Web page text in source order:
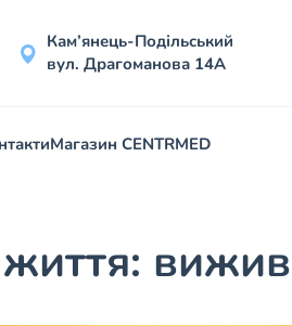
Кам’янець-Подільський
вул. Драгоманова 14А
Магазин CENTRMED